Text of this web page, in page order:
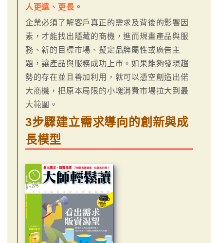
人更遠、更長。
企業必須了解客戶真正的需求及背後的影響因
素，才能找出隱藏的商機，進而規畫產品與服
務、新的目標市場、擬定品牌屬性或廣告主
題，讓產品與服務成功上市。如果能夠發現趨
勢的存在並且善加利用，就可以憑空創造出偌
大商機，把原本局限的小塊消費市場拉大到最
大範圍。
3步驟建立需求導向的創新與成
長模型